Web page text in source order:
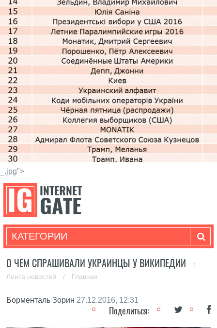
_.jpg">
КАТЕГОРИИ
О ЧЕМ СПРАШИВАЛИ УКРАИНЦЫ У ВИКИПЕДИИ
/
Лента новостей
/ Главная
Борменталь Зорин 27.12.2016, 12:31
Поделиться: